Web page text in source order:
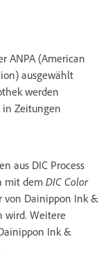
ANPA (American
ausgewählt
werden
in Zeitungen
aus DIC Process
mit demDIC Color
von Dainippon Ink &
wird. Weitere
Ink &